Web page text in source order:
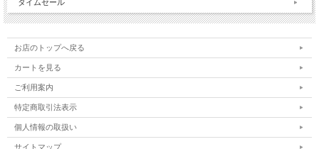
タイムセール
お店のトップへ戻る
カートを見る
ご利用案内
特定商取引法表示
個人情報の取扱い
サイトマップ